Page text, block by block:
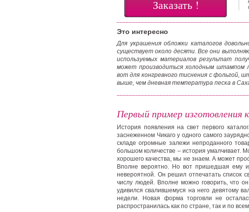
Заказать !
Это интересно
Для украшения обложки каталогов
существует около десяти. Все они
используемых материалов результат
может производиться холодным штампом
вот для конгревного тиснения с фольгой,
выше, чем дневная температура песка в
Первый пример изготовления
История появления на свет первого
заснеженном Чикаго у одного самого
складе огромные залежи непроданного
большом количестве – история умалчивает.
хорошего качества, мы не знаем. А может
Вполне вероятно. Но вот пришедшая ему
невероятной. Он решил отпечатать список
числу людей. Вполне можно говорить, что
удивился свалившемуся на него девятому
недели. Новая форма торговли не
распространилась как по стране, так и по